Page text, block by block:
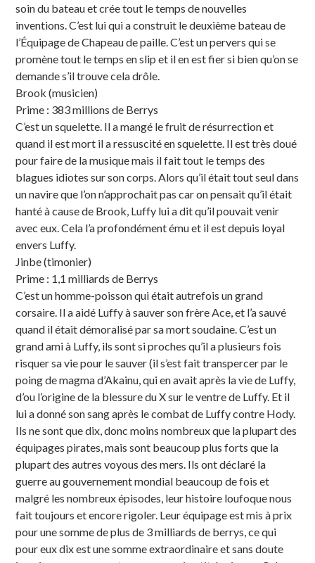
soin du bateau et crée tout le temps de nouvelles
inventions. C’est lui qui a construit le deuxième bateau de
l’Équipage de Chapeau de paille. C’est un pervers qui se
promène tout le temps en slip et il en est fier si bien qu’on se
demande s’il trouve cela drôle.
Brook (musicien)
Prime : 383 millions de Berrys
C’est un squelette. Il a mangé le fruit de résurrection et
quand il est mort il a ressuscité en squelette. Il est très doué
pour faire de la musique mais il fait tout le temps des
blagues idiotes sur son corps. Alors qu’il était tout seul dans
un navire que l’on n’approchait pas car on pensait qu’il était
hanté à cause de Brook, Luffy lui a dit qu’il pouvait venir
avec eux. Cela l’a profondément ému et il est depuis loyal
envers Luffy.
Jinbe (timonier)
Prime : 1,1 milliards de Berrys
C’est un homme-poisson qui était autrefois un grand
corsaire. Il a aidé Luffy à sauver son frère Ace, et l’a sauvé
quand il était démoralisé par sa mort soudaine. C’est un
grand ami à Luffy, ils sont si proches qu’il a plusieurs fois
risquer sa vie pour le sauver (il s’est fait transpercer par le
poing de magma d’Akainu, qui en avait après la vie de Luffy,
d’ou l’origine de la blessure du X sur le ventre de Luffy. Et il
lui a donné son sang après le combat de Luffy contre Hody.
Ils ne sont que dix, donc moins nombreux que la plupart des
équipages pirates, mais sont beaucoup plus forts que la
plupart des autres voyous des mers. Ils ont déclaré la
guerre au gouvernement mondial beaucoup de fois et
malgré les nombreux épisodes, leur histoire loufoque nous
fait toujours et encore rigoler. Leur équipage est mis à prix
pour une somme de plus de 3 milliards de berrys, ce qui
pour eux dix est une somme extraordinaire et sans doute